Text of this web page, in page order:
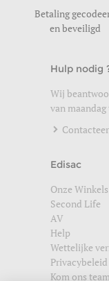
Betaling
en beveiligd
Hulp nodig
Wij
van
Edisac
Onze Winkels
Second Life
AV
Help
Wettelijke
Privacybeleid
Kom ons